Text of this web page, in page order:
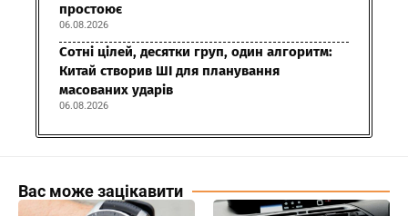
простоює
06.08.2026
Сотні цілей, десятки груп, один алгоритм:
Китай створив ШІ для планування
масованих ударів
06.08.2026
Вас може зацікавити